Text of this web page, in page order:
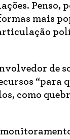
Penso,
mais
de
“para
como